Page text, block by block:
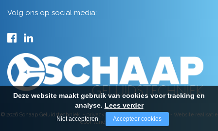
Volg ons op social media:
© 2026 Schaap Geluidstechniek - privacy - algemene voorwaarden- Website realisatie
door Vanderperk Groep
Deze website maakt gebruik van cookies voor tracking en
analyse. Lees verder
Niet accepteren Accepteer cookies